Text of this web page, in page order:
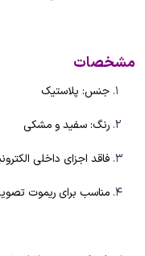
مشخصات
جنس: پلاستیک
رنگ: سفید و مشکی
فاقد اجزای داخلی
مناسب برای ریموت تصویری